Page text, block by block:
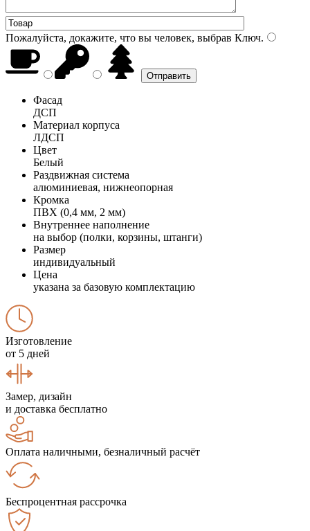
Пожалуйста, докажите, что вы человек, выбрав Ключ.
Фасад
ДСП
Материал корпуса
ЛДСП
Цвет
Белый
Раздвижная система
алюминиевая, нижнеопорная
Кромка
ПВХ (0,4 мм, 2 мм)
Внутреннее наполнение
на выбор (полки, корзины, штанги)
Размер
индивидуальный
Цена
указана за базовую комплектацию
Изготовление
от 5 дней
Замер, дизайн
и доставка бесплатно
Оплата наличными, безналичный расчёт
Беспроцентная рассрочка